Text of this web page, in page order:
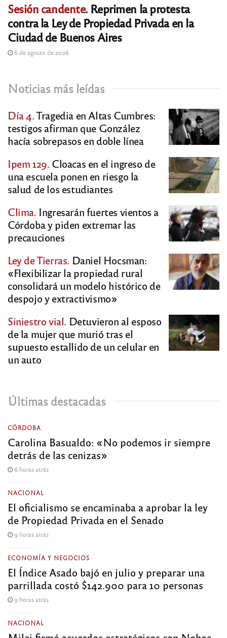
Sesión candente.Reprimen la protesta
contra la Ley de Propiedad Privada en la
Ciudad de Buenos Aires
6 de agosto de 2026
Noticias más leídas
Día 4.Tragedia en Altas Cumbres:
testigos afirman que González
hacía sobrepasos en doble línea
Ipem 129. Cloacas en el ingreso de
una escuela ponen en riesgo la
salud de los estudiantes
Clima. Ingresarán fuertes vientos a
Córdoba y piden extremar las
precauciones
Ley de Tierras. Daniel Hocsman:
«Flexibilizar la propiedad rural
consolidará un modelo histórico de
despojo y extractivismo»
Siniestro vial. Detuvieron al esposo
de la mujer que murió tras el
supuesto estallido de un celular en
un auto
Últimas destacadas
CÓRDOBA
Carolina Basualdo: «No podemos ir siempre
detrás de las cenizas»
6 horas atrás
NACIONAL
El oficialismo se encaminaba a aprobar la ley
de Propiedad Privada en el Senado
9 horas atrás
ECONOMÍA Y NEGOCIOS
El Índice Asado bajó en julio y preparar una
parrillada costó $142.900 para 10 personas
9 horas atrás
NACIONAL